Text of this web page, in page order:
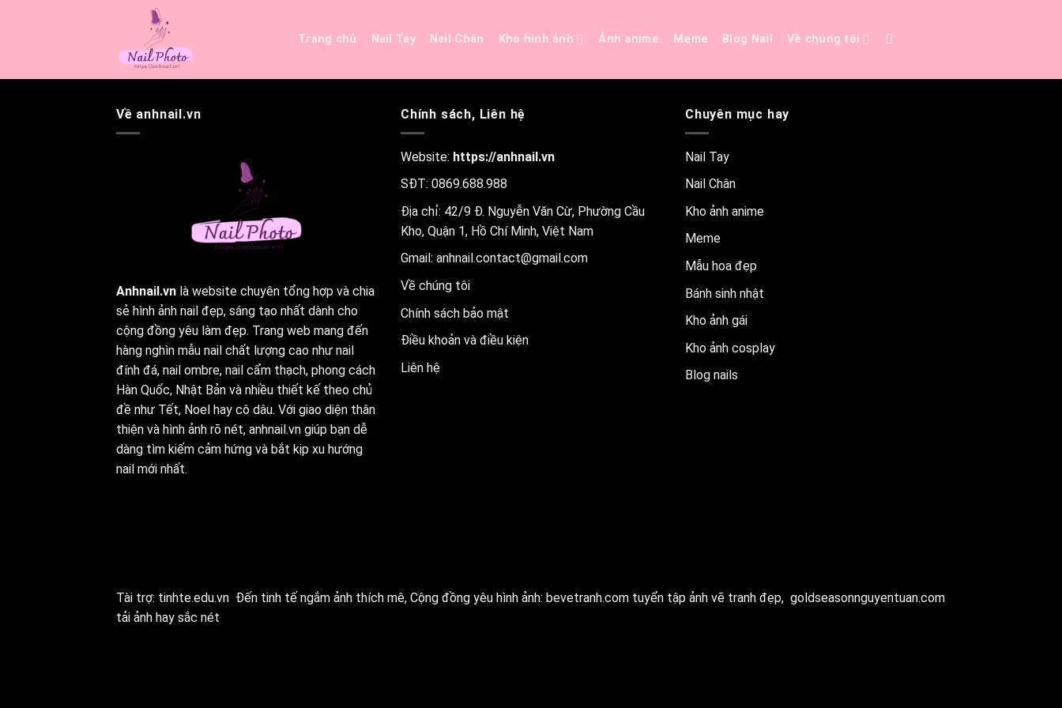
Trang chủ Nail Tay Nail Chân Kho hình ảnh Ảnh anime Meme Blog Nail Về chúng tôi
Về anhnail.vn
Anhnail.vn là website chuyên tổng hợp và chia
sẻ hình ảnh nail đẹp, sáng tạo nhất dành cho
cộng đồng yêu làm đẹp. Trang web mang đến
hàng nghìn mẫu nail chất lượng cao như nail
đính đá, nail ombre, nail cẩm thạch, phong cách
Hàn Quốc, Nhật Bản và nhiều thiết kế theo chủ
đề như Tết, Noel hay cô dâu. Với giao diện thân
thiện và hình ảnh rõ nét, anhnail.vn giúp bạn dễ
dàng tìm kiếm cảm hứng và bắt kịp xu hướng
nail mới nhất.
Chính sách, Liên hệ
Website: https://anhnail.vn
SĐT: 0869.688.988
Địa chỉ: 42/9 Đ. Nguyễn Văn Cừ, Phường Cầu
Kho, Quận 1, Hồ Chí Minh, Việt Nam
Gmail: anhnail.contact@gmail.com
Về chúng tôi
Chính sách bảo mật
Điều khoản và điều kiện
Liên hệ
Chuyên mục hay
Nail Tay
Nail Chân
Kho ảnh anime
Meme
Mẫu hoa đẹp
Bánh sinh nhật
Kho ảnh gái
Kho ảnh cosplay
Blog nails
Tài trợ: tinhte.edu.vn Đến tinh tế ngắm ảnh thích mê, Cộng đồng yêu hình ảnh: bevetranh.com tuyển tập ảnh vẽ tranh đẹp, goldseasonnguyentuan.com
tải ảnh hay sắc nét